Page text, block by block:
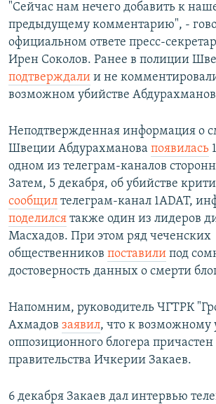
"Сейчас нам нечего добавить к
предыдущему комментарию", -
официальном ответе пресс-
Ирен Соколов. Ранее в полиции
подтверждали и не
возможном убийстве
Неподтвержденная информация о
Швеции Абдурахманова появилась
одном из телеграм-каналов
Затем, 5 декабря, об убийстве
сообщил телеграм-канал 1ADAT,
поделился также один из лидеров
Масхадов. При этом ряд чеченских
общественников поставили под
достоверность данных о смерти
Напомним, руководитель ЧГТРК
Ахмадов заявил, что к возможному
оппозиционного блогера причастен
правительства Ичкерии Закаев.
6 декабря Закаев дал интервью